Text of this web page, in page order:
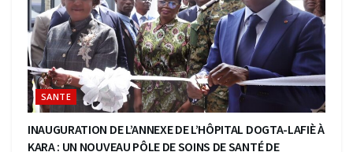
SANTE
INAUGURATION DE L’ANNEXE DE L’HÔPITAL DOGTA-LAFIÈ À
KARA : UN NOUVEAU PÔLE DE SOINS DE SANTÉ DE